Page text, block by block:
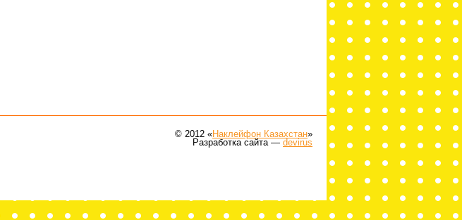
© 2012 «Наклейфон Казахстан»
Разработка сайта —devirus